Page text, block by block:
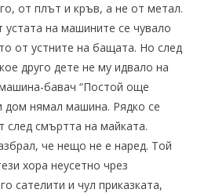
от плът и кръв, а не от метал.
на машините се чувало
от устните на бащата. Но след
друго дете не му идвало на
бавач “Постой още
дом нямал машина. Рядко се
смъртта на майката.
че нещо не е наред. Той
хора неусетно чрез
сателити и чул приказката,